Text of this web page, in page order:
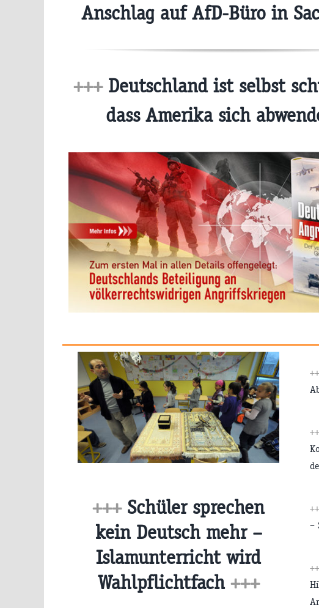
Anschlag auf AfD-Büro in
+++Deutschland ist selbst
dass Amerika sich
+++Schüler sprechen
kein Deutsch mehr –
Islamunterricht wird
Wahlpflichtfach +++
–